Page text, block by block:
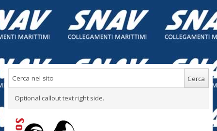
Optional callout text right side.